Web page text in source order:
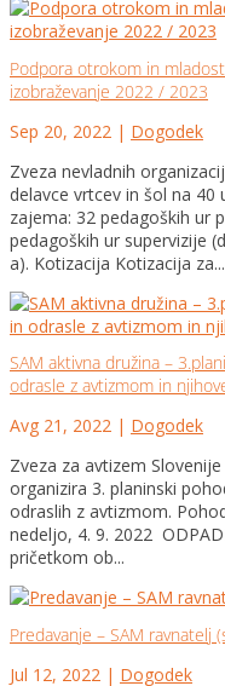
Podpora otrokom in
izobraževanje 2022 / 2023
Sep 20, 2022 | Dogodek
Zveza nevladnih
delavce vrtcev in šol na
zajema: 32 pedagoških ur
pedagoških ur supervizije
a). Kotizacija Kotizacija za...
SAM aktivna družina –
odrasle z avtizmom in
Avg 21, 2022 | Dogodek
Zveza za avtizem
organizira 3. planinski
odraslih z avtizmom.
nedeljo, 4. 9. 2022
pričetkom ob...
Predavanje – SAM ravnatelj
Jul 12, 2022 | Dogodek